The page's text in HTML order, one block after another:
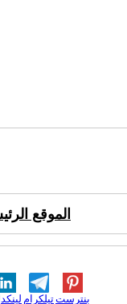
الموقع
تيلكرامبنترست